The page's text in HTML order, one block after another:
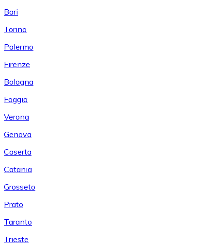
Bari
Torino
Palermo
Firenze
Bologna
Foggia
Verona
Genova
Caserta
Catania
Grosseto
Prato
Taranto
Trieste